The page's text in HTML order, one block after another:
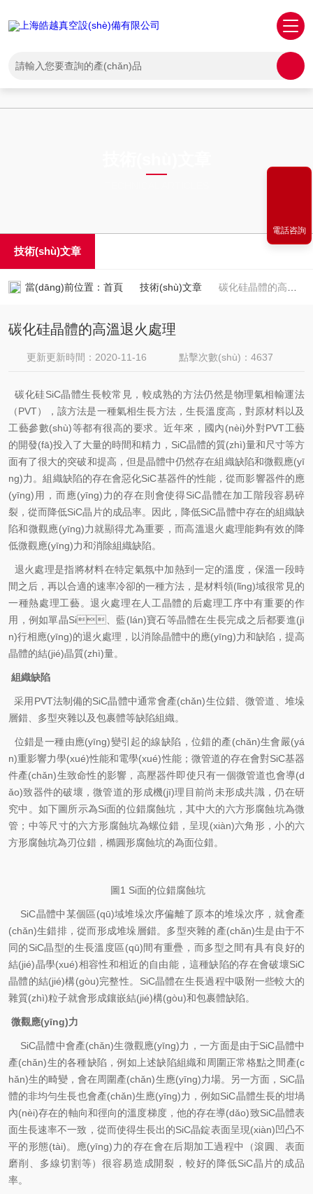
技術(shù)文章
當(dāng)前位置： 首頁 技術(shù)文章 碳化硅晶體的高溫退火處理
碳化硅晶體的高溫退火處理
更新更新時間：2020-11-16 點擊次數(shù)：4637
碳化硅SiC晶體生長較常 見，較成熟的方法仍然是物理氣相輸運法
（PVT），該方法是一種氣相生長方法，生長溫度高，對原材料以及
工藝參數(shù)等都有很高的要求。近年來，國內(nèi)外對PVT工藝
的開發(fā)投入了大量的時間和精力， SiC晶體的質(zhì)量和尺寸等方
面有了很大的突破和提高，但是晶體中仍然存在組織缺陷和微觀應(yī
ng)力。組織缺陷的存在會惡化SiC基器件的性能，從而影響器件的應
(yīng)用，而應(yīng)力的存在則會使得SiC晶體在加工階段容易碎
裂，從而降低SiC晶片的成品率。因此，降低SiC晶體中存在的組織缺
陷和微觀應(yīng)力就顯得尤為重要，而高溫退火處理能夠有效的降
低微觀應(yīng)力和消除組織缺陷。
退火處理是指將材料在特定氣氛中加熱到一定的溫度，保溫一段時
間之后，再以合適的速率冷卻的一種方法，是材料領(lǐng)域很常見的
一種熱處理工藝。退火處理在人工晶體的后處理工序中有重要的作
用，例如單晶Si、藍(lán)寶石等晶體在生長完成之后都要進(jì
n)行相應(yīng)的退火處理，以消除晶體中的應(yīng)力和缺陷，提高
晶體的結(jié)晶質(zhì)量。
組織缺陷
采用 PVT法制備的SiC晶體中通常會產(chǎn)生位錯、微管道、堆垛
層錯、多型夾雜以及包裹體等缺陷組織。
位錯是一種由應(yīng)變引起的線缺陷，位錯的產(chǎn)生會嚴(yá
n)重影響力學(xué)性能和電學(xué)性能；微管道的存在會對SiC基器
件產(chǎn)生致命性的影響，高壓器件即使只有一個微管道也會導(d
ǎo)致器件的破壞，微管道的形成機(jī)理目前尚未形成共識，仍在研
究中。如下圖所示為Si面的位錯腐蝕坑，其中大的六方形腐蝕坑為微
管；中等尺寸的六方形腐蝕坑為螺位錯，呈現(xiàn)六角形，小的六
方形腐蝕坑為刃位錯，橢圓形腐蝕坑的為面位錯。
圖1 Si面的位錯腐蝕坑
SiC晶體中某個區(qū)域堆垛次序偏離了原本的堆垛次序，就會產
(chǎn)生錯排，從而形成堆垛層錯。多型夾雜的產(chǎn)生是由于不
同的SiC晶型的生長溫度區(qū)間有重疊，而多型之間有具有良好的
結(jié)晶學(xué)相容性和相近的自由能，這種缺陷的存在會破壞SiC
晶體的結(jié)構(gòu)完整性。 SiC晶體在生長過程中吸附一些較大的
雜質(zhì)粒子就會形成鑲嵌結(jié)構(gòu)和包裹體缺陷。
微觀應(yīng)力
SiC晶體中會產(chǎn)生微觀應(yīng)力，一方面是由于SiC晶體中
產(chǎn)生的各種缺陷，例如上述缺陷組織和周圍正常格點之間產(c
hǎn)生的畸變，會在周圍產(chǎn)生應(yīng)力場。另一方面， SiC晶
體的非均勻生長也會產(chǎn)生應(yīng)力，例如SiC晶體生長的坩堝
內(nèi)存在的軸向和徑向的溫度梯度，他的存在導(dǎo)致SiC晶體表
面生長速率不一致，從而使得生長出的SiC晶錠表面呈現(xiàn)凹凸不
平的形態(tài)。應(yīng)力的存在會在后期加工過程中（滾圓、表面
磨削、多線切割等）很容易造成開裂，較好的降低SiC晶片的成品
率。
電話咨詢